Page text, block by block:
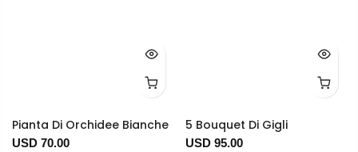
Pianta Di Orchidee Bianche
USD 70.00
5 Bouquet Di Gigli
USD 95.00